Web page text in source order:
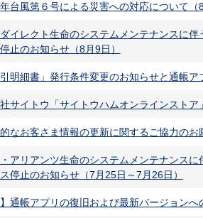
台風第６号による災害への対応について
イレクト生命のシステムメンテナンスに
止のお知らせ（8月9日）
引明細書」発行条件変更のお知らせと通帳
サイトウ「サイトウハムオンラインスト
的なお客さま情報の更新に関するご協力の
アリアンツ生命のシステムメンテナンス
停止のお知らせ（7月25日～7月26日）
】通帳アプリの復旧および最新バージョン